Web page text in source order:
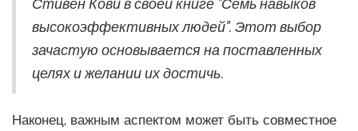
Стивен Кови в своей книге "Семь навыков
высокоэффективных людей". Этот выбор
зачастую основывается на поставленных
целях и желании их достичь.
Наконец, важным аспектом может быть совместное